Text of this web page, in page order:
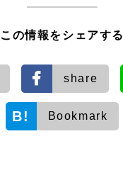
この情報をシェアする
share
Bookmark